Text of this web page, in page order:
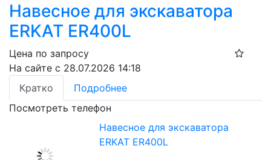
Навесное для экскаватора
ERKAT ER400L
Цена по запросу
На сайте с 28.07.2026 14:18
Кратко
Подробнее
Посмотреть телефон
Навесное для экскаватора
ERKAT ER400L